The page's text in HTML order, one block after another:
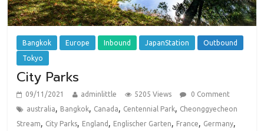
Bangkok Europe Inbound JapanStation
Outbound
Tokyo
City Parks
09/11/2021 adminlittle 5205 Views
0 Comment
australia, Bangkok, Canada, Centennial Park, Cheonggyecheon
Stream, City Parks, England , Englischer Garten, France, Germany,